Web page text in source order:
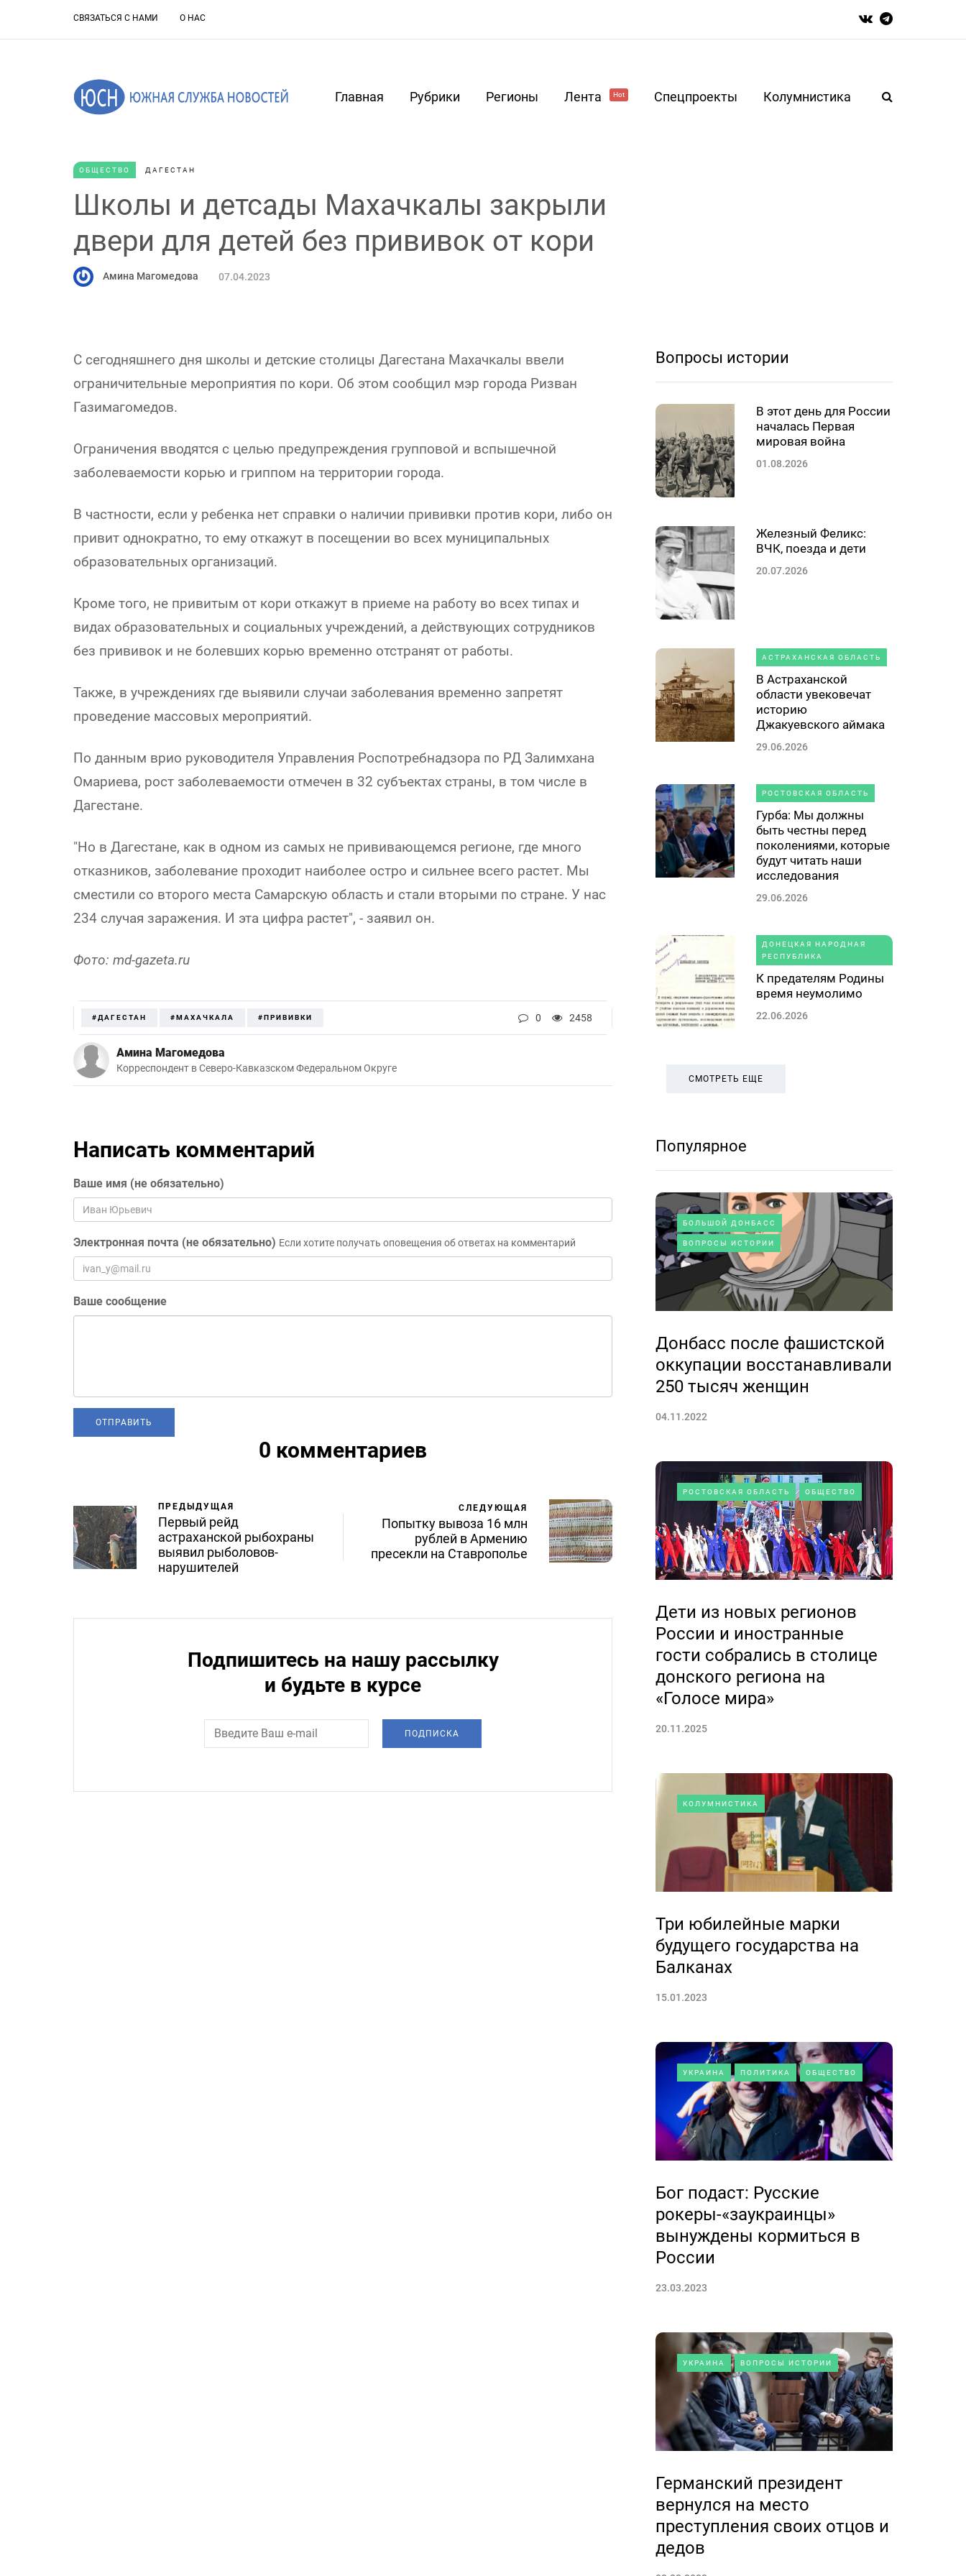
СВЯЗАТЬСЯ С НАМИ О НАС
Главная Рубрики Регионы Лента Hot Спецпроекты Колумнистика
ОБЩЕСТВО ДАГЕСТАН
Школы и детсады Махачкалы закрыли
двери для детей без прививок от кори
Амина Магомедова 07.04.2023
С сегодняшнего дня школы и детские столицы Дагестана Махачкалы ввели
ограничительные мероприятия по кори. Об этом сообщил мэр города Ризван
Газимагомедов.
Ограничения вводятся с целью предупреждения групповой и вспышечной
заболеваемости корью и гриппом на территории города.
В частности, если у ребенка нет справки о наличии прививки против кори, либо он
привит однократно, то ему откажут в посещении во всех муниципальных
образовательных организаций.
Кроме того, не привитым от кори откажут в приеме на работу во всех типах и
видах образовательных и социальных учреждений, а действующих сотрудников
без прививок и не болевших корью временно отстранят от работы.
Также, в учреждениях где выявили случаи заболевания временно запретят
проведение массовых мероприятий.
По данным врио руководителя Управления Роспотребнадзора по РД Залимхана
Омариева, рост заболеваемости отмечен в 32 субъектах страны, в том числе в
Дагестане.
"Но в Дагестане, как в одном из самых не прививающемся регионе, где много
отказников, заболевание проходит наиболее остро и сильнее всего растет. Мы
сместили со второго места Самарскую область и стали вторыми по стране. У нас
234 случая заражения. И эта цифра растет", - заявил он.
Фото: md-gazeta.ru
#ДАГЕСТАН #МАХАЧКАЛА #ПРИВИВКИ 0 2458
Амина Магомедова
Корреспондент в Северо-Кавказском Федеральном Округе
Написать комментарий
Ваше имя (не обязательно)
Электронная почта (не обязательно) Если хотите получать оповещения об ответах на комментарий
Ваше сообщение
0 комментариев
ПРЕДЫДУЩАЯ
Первый рейд
астраханской рыбохраны
выявил рыболовов-
нарушителей
СЛЕДУЮЩАЯ
Попытку вывоза 16 млн
рублей в Армению
пресекли на Ставрополье
Подпишитесь на нашу рассылку
и будьте в курсе
ПОДПИСКА
Вопросы истории
В этот день для России
началась Первая
мировая война
01.08.2026
Железный Феликс:
ВЧК, поезда и дети
20.07.2026
АСТРАХАНСКАЯ ОБЛАСТЬ
В Астраханской
области увековечат
историю
Джакуевского аймака
29.06.2026
РОСТОВСКАЯ ОБЛАСТЬ
Гурба: Мы должны
быть честны перед
поколениями, которые
будут читать наши
исследования
29.06.2026
ДОНЕЦКАЯ НАРОДНАЯ
РЕСПУБЛИКА
К предателям Родины
время неумолимо
22.06.2026
СМОТРЕТЬ ЕЩЕ
Популярное
БОЛЬШОЙ ДОНБАСС
ВОПРОСЫ ИСТОРИИ
Донбасс после фашистской
оккупации восстанавливали
250 тысяч женщин
04.11.2022
РОСТОВСКАЯ ОБЛАСТЬ ОБЩЕСТВО
Дети из новых регионов
России и иностранные
гости собрались в столице
донского региона на
«Голосе мира»
20.11.2025
КОЛУМНИСТИКА
Три юбилейные марки
будущего государства на
Балканах
15.01.2023
УКРАИНА ПОЛИТИКА ОБЩЕСТВО
Бог подаст: Русские
рокеры-«заукраинцы»
вынуждены кормиться в
России
23.03.2023
УКРАИНА ВОПРОСЫ ИСТОРИИ
Германский президент
вернулся на место
преступления своих отцов и
дедов